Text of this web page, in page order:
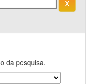
da pesquisa.